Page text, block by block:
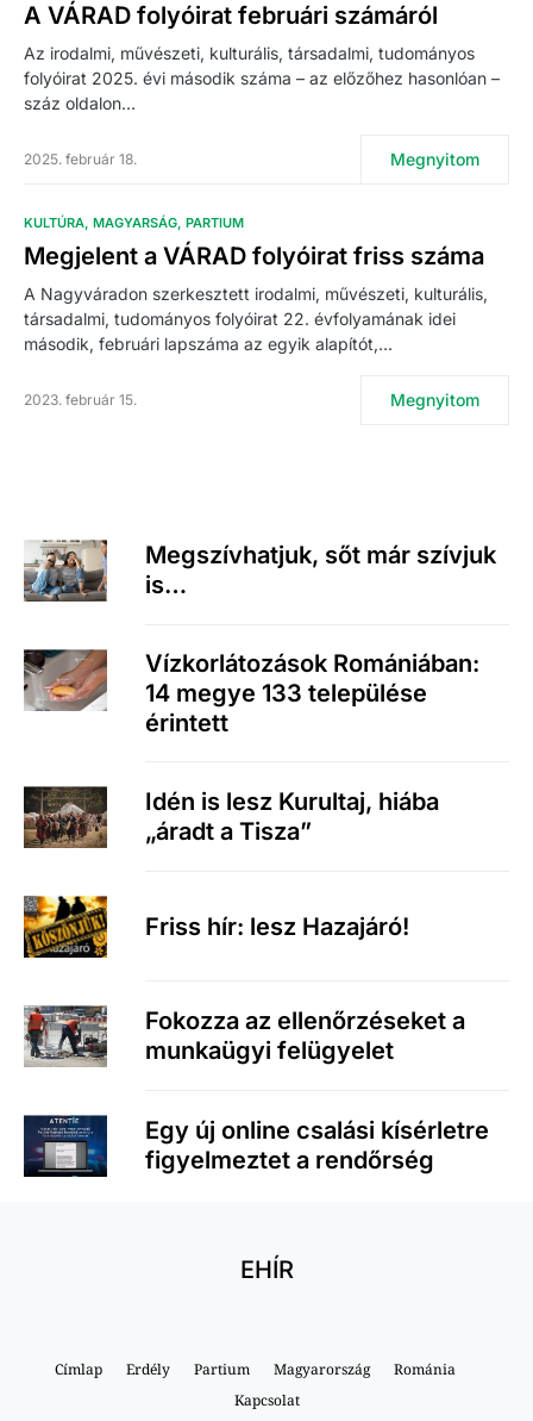
A VÁRAD folyóirat februári számáról
Az irodalmi, művészeti, kulturális, társadalmi, tudományos
folyóirat 2025. évi második száma – az előzőhez hasonlóan –
száz oldalon…
2025. február 18. Megnyitom
KULTÚRA MAGYARSÁG PARTIUM
Megjelent a VÁRAD folyóirat friss száma
A Nagyváradon szerkesztett irodalmi, művészeti, kulturális,
társadalmi, tudományos folyóirat 22. évfolyamának idei
második, februári lapszáma az egyik alapítót,…
2023. február 15. Megnyitom
Megszívhatjuk, sőt már szívjuk
is…
Vízkorlátozások Romániában:
14 megye 133 települése
érintett
Idén is lesz Kurultaj, hiába
„áradt a Tisza”
Friss hír: lesz Hazajáró!
Fokozza az ellenőrzéseket a
munkaügyi felügyelet
Egy új online csalási kísérletre
figyelmeztet a rendőrség
EHÍR
Címlap Erdély Partium Magyarország
Románia
Kapcsolat